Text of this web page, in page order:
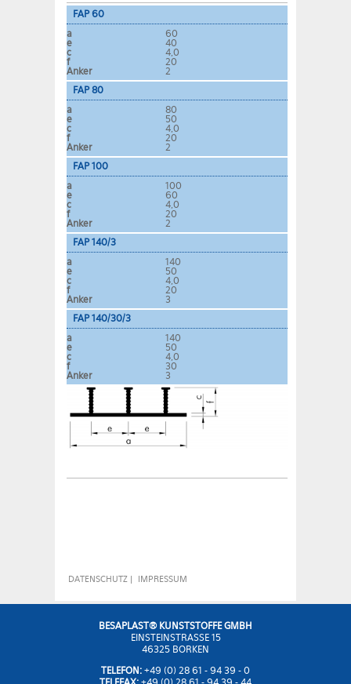
FAP 60
a
60
e
40
c
4,0
f
20
Anker
2
FAP 80
a
80
e
50
c
4,0
f
20
Anker
2
FAP 100
a
100
e
60
c
4,0
f
20
Anker
2
FAP 140/3
a
140
e
50
c
4,0
f
20
Anker
3
FAP 140/30/3
a
140
e
50
c
4,0
f
30
Anker
3
DATENSCHUTZ| IMPRESSUM
BESAPLAST® KUNSTSTOFFE GMBH
EINSTEINSTRASSE 15
46325 BORKEN
TELEFON: +49 (0) 28 61 - 94 39 - 0